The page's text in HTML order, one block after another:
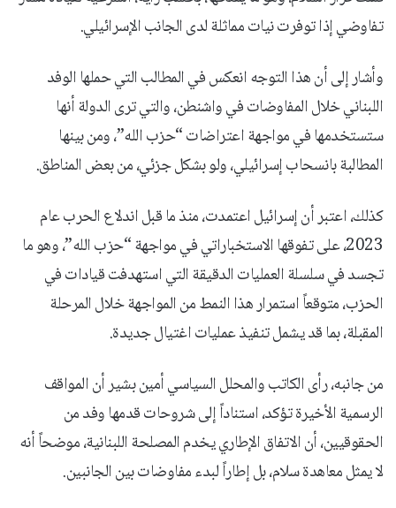
تفاوضي إذا توفرت نيات مماثلة لدى الجانب الإسرائيلي.
وأشار إلى أن هذا التوجه انعكس في المطالب التي حملها الوفد
اللبناني خلال المفاوضات في واشنطن، والتي ترى الدولة أنها
ستستخدمها في مواجهة اعتراضات “حزب الله”، ومن بينها
المطالبة بانسحاب إسرائيلي، ولو بشكل جزئي، من بعض المناطق.
كذلك، اعتبر أن إسرائيل اعتمدت، منذ ما قبل اندلاع الحرب عام
2023، على تفوقها الاستخباراتي في مواجهة “حزب الله”، وهو ما
تجسد في سلسلة العمليات الدقيقة التي استهدفت قيادات في
الحزب، متوقعاً استمرار هذا النمط من المواجهة خلال المرحلة
المقبلة، بما قد يشمل تنفيذ عمليات اغتيال جديدة.
من جانبه، رأى الكاتب والمحلل السياسي أمين بشير أن المواقف
الرسمية الأخيرة تؤكد، استناداً إلى شروحات قدمها وفد من
الحقوقيين، أن الاتفاق الإطاري يخدم المصلحة اللبنانية، موضحاً أنه
لا يمثل معاهدة سلام، بل إطاراً لبدء مفاوضات بين الجانبين.